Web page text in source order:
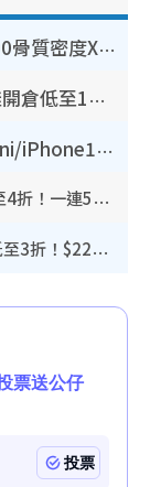
港大推賽馬會強化骨骼計劃！$100骨質密度X光檢查 完成免費運動訓練送超市禮券！附參加資格
開倉優惠 | 尖沙咀海港城名牌波鞋開倉低至1折！On鞋$899起／Joy&Peace鞋履$98起
豐澤優惠勁減低至44折！Mac mini/iPhone17Pro大減價！廚房家電$220起
開倉優惠｜尖沙咀名牌行李箱開倉低至4折！一連5日 American Tourister/ace./Hallmark $200起！
廚具開倉｜特福Tefal廚具/家電開倉低至3折！$220起買平底鍋/炒鑊/湯煲！電飯煲/吸塵機/燙斗$418起